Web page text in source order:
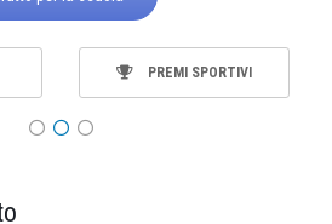
PREMI SPORTIVI